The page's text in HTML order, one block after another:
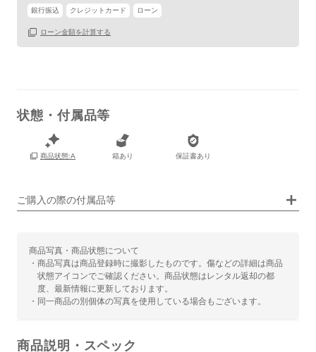
銀行振込 クレジットカード ローン
ローン金額を計算する
状態・付属品等
商品状態:A 箱あり 保証書あり
ご購入の際の付属品等
保証書
箱
商品写真・商品状態について
・商品写真は商品登録時に撮影したものです。傷などの詳細は商品
状態アイコンでご確認ください。商品状態はレンタル返却の都
度、最新情報に更新しております。
・同一商品の別個体の写真を使用している場合もございます。
商品説明・スペック